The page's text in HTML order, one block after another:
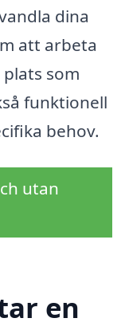
dina
att arbeta
som
funktionell
behov.
utan
en